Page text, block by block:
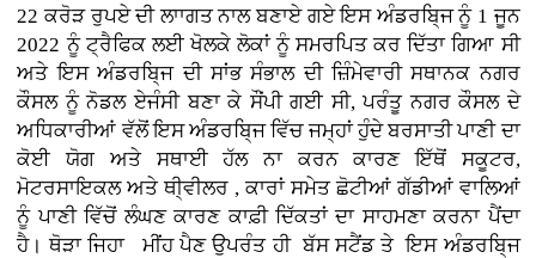
22 ਕਰੋੜ ਰੁਪਏ ਦੀ ਲਾਾਗਤ ਨਾਲ ਬਣਾਏ ਗਏ ਇਸ ਅੰਡਰਬਿ੍ਜ ਨੂੰ 1 ਜੂਨ
2022 ਨੂੰ ਟ੍ਰੈਫਿਕ ਲਈ ਖੋਲਕੇ ਲੋਕਾਂ ਨੂੰ ਸਮਰਪਿਤ ਕਰ ਦਿੱਤਾ ਗਿਆ ਸੀ
ਅਤੇ ਇਸ ਅੰਡਰਬਿ੍ਜ ਦੀ ਸਾਂਭ ਸੰਭਾਲ ਦੀ ਜ਼ਿੰਮੇਵਾਰੀ ਸਥਾਨਕ ਨਗਰ
ਕੌਸਲ ਨੂੰ ਨੋਡਲ ਏਜੰਸੀ ਬਣਾ ਕੇ ਸੌਂਪੀ ਗਈ ਸੀ, ਪਰੰਤੂ ਨਗਰ ਕੌਸਲ ਦੇ
ਅਧਿਕਾਰੀਆਂ ਵੱਲੋਂ ਇਸ ਅੰਡਰਬਿ੍ਜ ਵਿੱਚ ਜਮ੍ਹਾਂ ਹੁੰਦੇ ਬਰਸਾਤੀ ਪਾਣੀ ਦਾ
ਕੋਈ ਯੋਗ ਅਤੇ ਸਥਾਈ ਹੱਲ ਨਾ ਕਰਨ ਕਾਰਣ ਇੱਥੋਂ ਸਕੂਟਰ,
ਮੋਟਰਸਾਇਕਲ ਅਤੇ ਥੀ੍ਵੀਲਰ , ਕਾਰਾਂਸਮੇਤ ਛੋਟੀਆਂ ਗੱਡੀਆਂ ਵਾਲਿਆਂ
ਨੂੰ ਪਾਣੀ ਵਿੱਚੋਂ ਲੰਘਣ ਕਾਰਣ ਕਾਫ਼ੀ ਦਿੱਕਤਾਂ ਦਾ ਸਾਹਮਣਾ ਕਰਨਾ ਪੈਂਦਾ
ਹੈ। ਥੋੜਾ ਜਿਹਾ ਮੀਂਹ ਪੈਣ ਉਪਰੰਤ ਹੀ ਬੱਸ ਸਟੈਂਡ ਤੇ ਇਸ ਅੰਡਰਬਿ੍ਜ